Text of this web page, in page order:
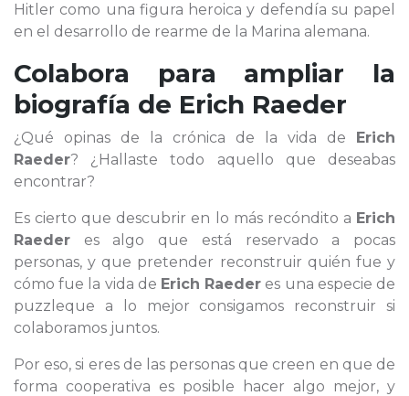
Hitler como una figura heroica y defendía su papel
en el desarrollo de rearme de la Marina alemana.
Colabora para ampliar la
biografía de Erich Raeder
¿Qué opinas de la crónica de la vida de Erich
Raeder? ¿Hallaste todo aquello que deseabas
encontrar?
Es cierto que descubrir en lo más recóndito a Erich
Raeder es algo que está reservado a pocas
personas, y que pretender reconstruir quién fue y
cómo fue la vida de Erich Raeder es una especie de
puzzleque a lo mejor consigamos reconstruir si
colaboramos juntos.
Por eso, si eres de las personas que creen en que de
forma cooperativa es posible hacer algo mejor, y